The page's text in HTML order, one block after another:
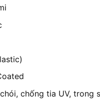
₫.
chống tia UV, trong